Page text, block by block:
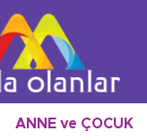
ANNE ve ÇOCUK